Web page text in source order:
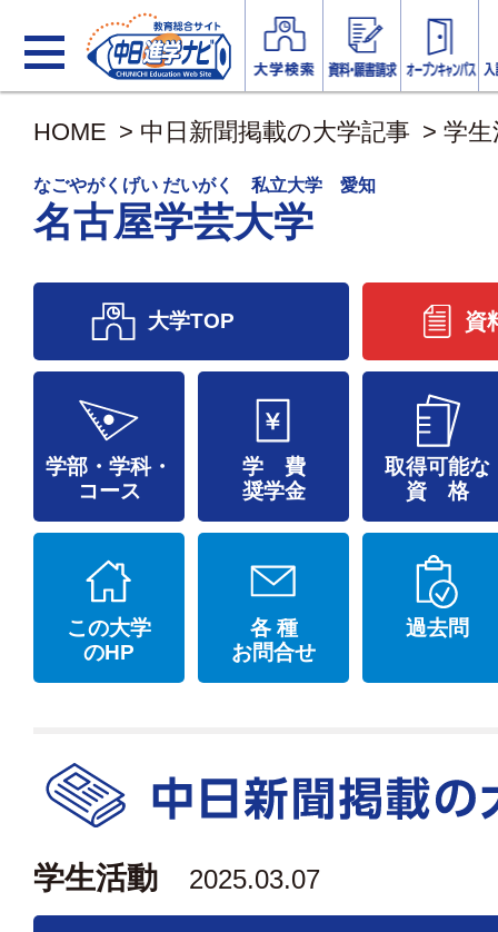
HOME > 中日新聞掲載の大学記事 > 学
なごやがくげい だいがく 私立大学 愛知
名古屋学芸大学
資
大学TOP
学部・学科・
コース
学 費
奨学金
取得可能な
資 格
この大学
のHP
各 種
お問合せ
過去問
学生活動 2025.03.07